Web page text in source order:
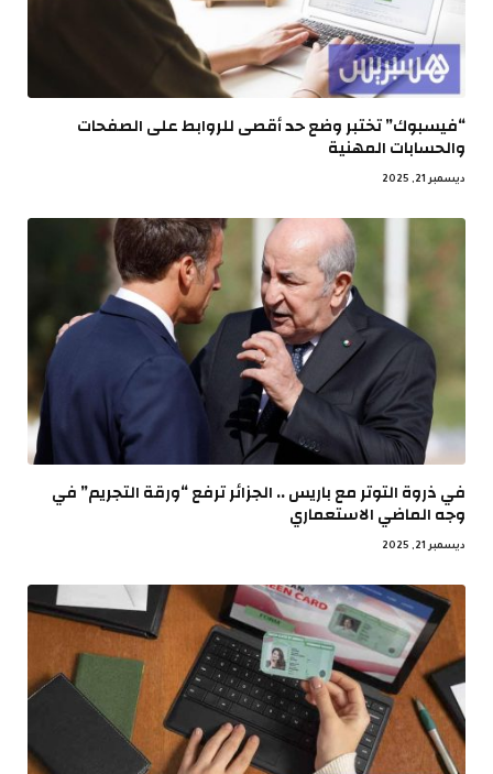
“فيسبوك” تختبر وضع حد أقصى للروابط على الصفحات
والحسابات المهنية
ديسمبر 21, 2025
في ذروة التوتر مع باريس .. الجزائر ترفع “ورقة التجريم” في
وجه الماضي الاستعماري
ديسمبر 21, 2025